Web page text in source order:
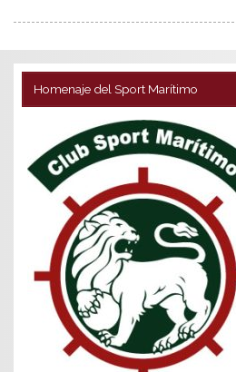
Homenaje del Sport Marítimo